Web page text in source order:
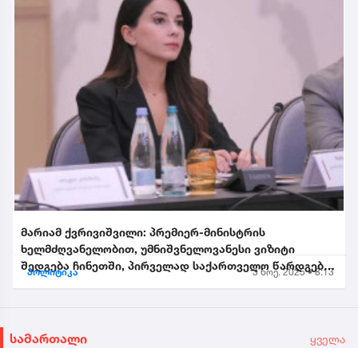
მარიამ ქვრივიშვილი: პრემიერ-მინისტრის
ხელმძღვანელობით, უმნიშვნელოვანესი ვიზიტი
შედგება ჩინეთში, პირველად საქართველო წარდგება
პოლიტიკა 3 ნოე. 2025 • 8:13
სამართალი ყველა